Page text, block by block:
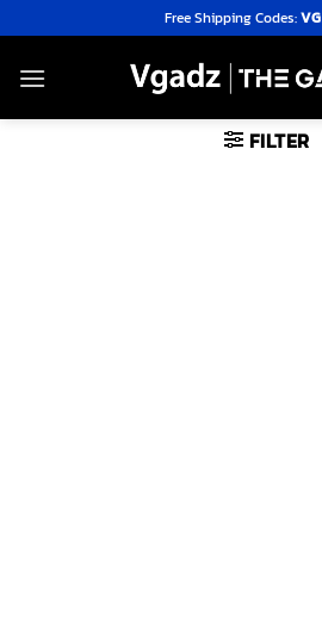
to
content
Free Shipping Codes:
FILTER